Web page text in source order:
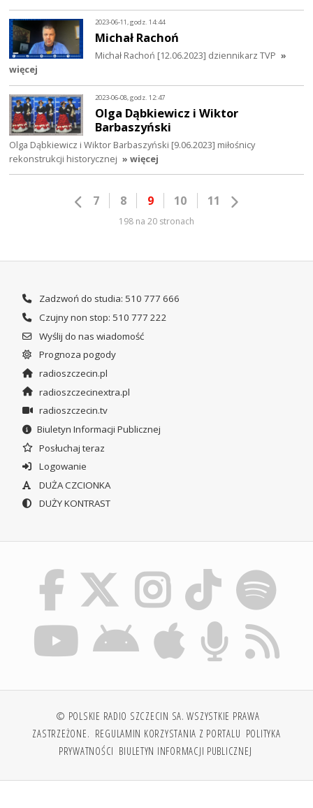
2023-06-11, godz. 14:44
Michał Rachoń
Michał Rachoń [12.06.2023] dziennikarz TVP »
więcej
2023-06-08, godz. 12:47
Olga Dąbkiewicz i Wiktor
Barbaszyński
Olga Dąbkiewicz i Wiktor Barbaszyński [9.06.2023] miłośnicy
rekonstrukcji historycznej » więcej
7 8 9 10 11
198 na 20 stronach
Zadzwoń do studia: 510 777 666
Czujny non stop: 510 777 222
Wyślij do nas wiadomość
Prognoza pogody
radioszczecin.pl
radioszczecinextra.pl
radioszczecin.tv
Biuletyn Informacji Publicznej
Posłuchaj teraz
Logowanie
DUŻA CZCIONKA
DUŻY KONTRAST
© POLSKIE RADIO SZCZECIN SA. WSZYSTKIE PRAWA
ZASTRZEŻONE. REGULAMIN KORZYSTANIA Z PORTALU POLITYKA
PRYWATNOŚCI BIULETYN INFORMACJI PUBLICZNEJ